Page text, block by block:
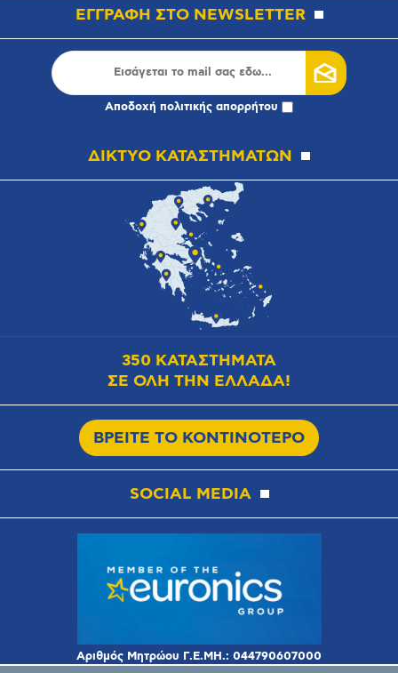
ΕΓΓΡΑΦΗ ΣΤΟ NEWSLETTER
Αποδοχή πολιτικής απορρήτου
ΔΙΚΤΥΟ ΚΑΤΑΣΤΗΜΑΤΩΝ
350 ΚΑΤΑΣΤΗΜΑΤΑ
ΣΕ ΟΛΗ ΤΗΝ ΕΛΛΑΔΑ!
ΒΡΕΙΤΕ ΤΟ ΚΟΝΤΙΝΟΤΕΡΟ
SOCIAL MEDIA